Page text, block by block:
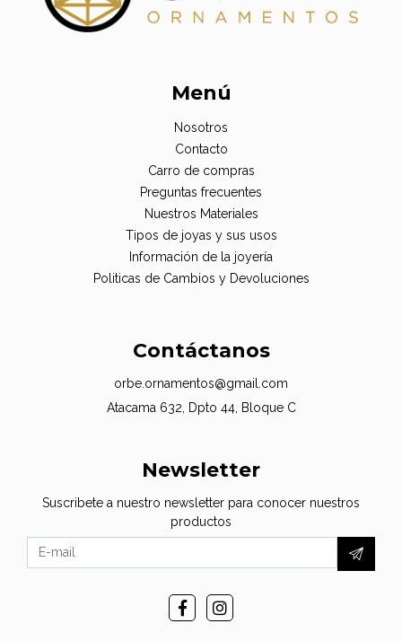
Menú
Nosotros
Contacto
Carro de compras
Preguntas frecuentes
Nuestros Materiales
Tipos de joyas y sus usos
Información de la joyería
Politicas de Cambios y Devoluciones
Contáctanos
orbe.ornamentos@gmail.com
Atacama 632, Dpto 44, Bloque C
Newsletter
Suscribete a nuestro newsletter para conocer nuestros
productos